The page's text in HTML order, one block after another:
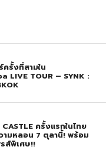
ครั้งที่สามใน
LIVE TOUR – SYNK :
ครั้งแรกในไทย
ามหลอน 7 ตุลานี้! พร้อม
ส์พิเศษ!!